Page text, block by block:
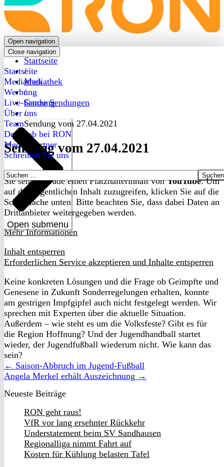
frontpage
Open navigation
Close navigation
Startseite
Mediathek
Werbung
Live-Sendung
Über uns
Open submenu
Team
Dein Job bei RON
Medienpartner
Schreiben Sie uns
Suchen
nach:
Startseite
/
Mediathek
/
Ganze Sendungen
/
Sendung vom 27.04.2021
Sendung vom 27.04.2021
Sie sehen gerade einen Platzhalterinhalt vonYouTube. Um
auf den eigentlichen Inhalt zuzugreifen, klicken Sie auf die
Schaltfläche unten. Bitte beachten Sie, dass dabei Daten an
Drittanbieter weitergegeben werden.
Mehr Informationen
Inhalt entsperren
Erforderlichen Service akzeptieren und Inhalte entsperren
Keine konkreten Lösungen und die Frage ob Geimpfte und
Genesene in Zukunft Sonderregelungen erhalten, konnte
am gestrigen Impfgipfel auch nicht festgelegt werden. Wir
sprechen mit Experten über die aktuelle Situation.
Außerdem – wie steht es um die Volksfeste? Gibt es für
die Region Hoffnung? Und der Jugendhandball startet
wieder, der Jugendfußball wiederum nicht. Wie kann das
sein?
← Saison-Abbruch im Jugend-Fußball
Angela Merkel erhält Auszeichnung →
Neueste Beiträge
RON geht raus!
VfR vor lang ersehnter Rückkehr
Understatement beim SV Sandhausen
Regionalliga nimmt Fahrt auf
Kosten für Kühlung belasten Tafel